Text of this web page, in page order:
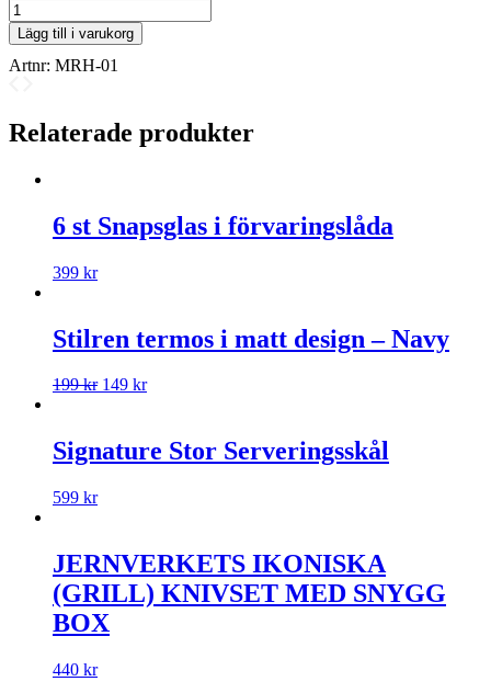
Lägg till i varukorg
Artnr: MRH-01
Relaterade produkter
6 st Snapsglas i förvaringslåda
399 kr
Stilren termos i matt design – Navy
199kr 149 kr
Signature Stor Serveringsskål
599 kr
JERNVERKETS IKONISKA
(GRILL) KNIVSET MED SNYGG
BOX
440 kr